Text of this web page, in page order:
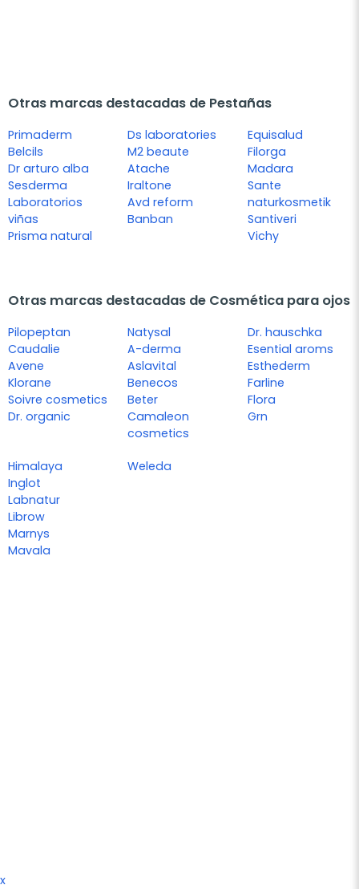
Otras marcas destacadas de Pestañas
Primaderm
Belcils
Dr arturo alba
Sesderma
Laboratorios
viñas
Prisma natural
Ds laboratories
M2 beaute
Atache
Iraltone
Avd reform
Banban
Equisalud
Filorga
Madara
Sante
naturkosmetik
Santiveri
Vichy
Otras marcas destacadas de Cosmética para ojos
Pilopeptan
Caudalie
Avene
Klorane
Soivre cosmetics
Dr. organic
Natysal
A-derma
Aslavital
Benecos
Beter
Camaleon
cosmetics
Dr. hauschka
Esential aroms
Esthederm
Farline
Flora
Grn
Himalaya
Inglot
Labnatur
Librow
Marnys
Mavala
Weleda
x